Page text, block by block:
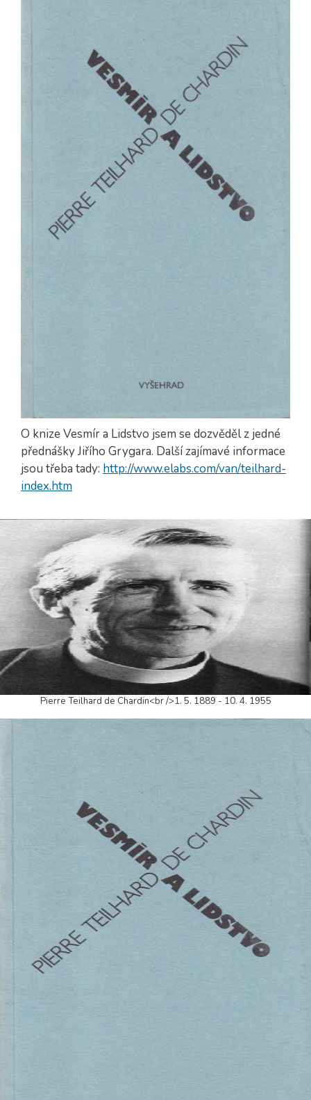
O knize Vesmír a Lidstvo jsem se dozvěděl z jedné
přednášky Jiřího Grygara. Další zajímavé informace
jsou třeba tady: http://www.elabs.com/van/teilhard-
index.htm
Pierre Teilhard de Chardin<br />1. 5. 1889 - 10. 4. 1955